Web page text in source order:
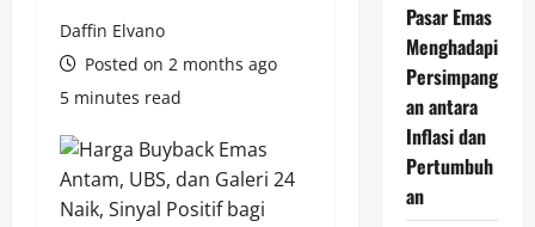
Daffin Elvano
Posted on 2 months ago
5 minutes read
Pasar Emas
Menghadapi
Persimpang
an antara
Inflasi dan
Pertumbuh
an